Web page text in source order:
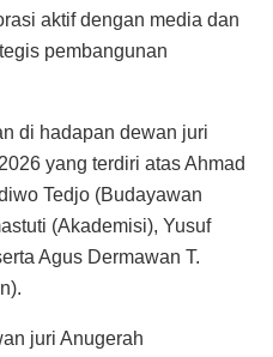
aktif dengan media dan
pembangunan
di hadapan dewan juri
yang terdiri atas Ahmad
Tedjo (Budayawan
(Akademisi), Yusuf
Agus Dermawan T.
juri Anugerah